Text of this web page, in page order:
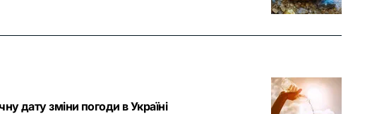
дату зміни погоди в Україні